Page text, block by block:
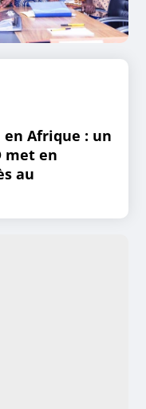
Afrique : un
met en
au